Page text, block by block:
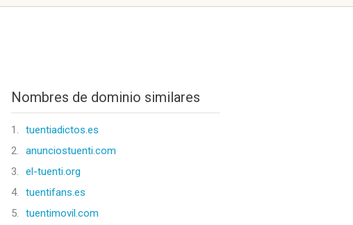
Nombres de dominio similares
1.
tuentiadictos.es
2.
anunciostuenti.com
3.
el-tuenti.org
4.
tuentifans.es
5.
tuentimovil.com